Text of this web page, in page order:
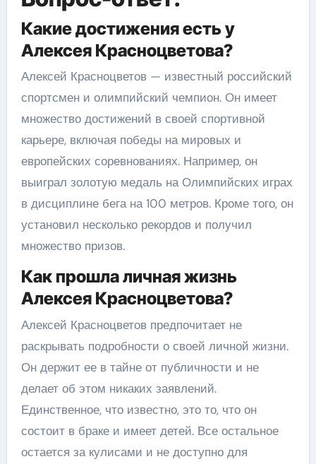
Какие достижения есть у
Алексея Красноцветова?
Алексей Красноцветов — известный российский
спортсмен и олимпийский чемпион. Он имеет
множество достижений в своей спортивной
карьере, включая победы на мировых и
европейских соревнованиях. Например, он
выиграл золотую медаль на Олимпийских играх
в дисциплине бега на 100 метров. Кроме того, он
установил несколько рекордов и получил
множество призов.
Как прошла личная жизнь
Алексея Красноцветова?
Алексей Красноцветов предпочитает не
раскрывать подробности о своей личной жизни.
Он держит ее в тайне от публичности и не
делает об этом никаких заявлений.
Единственное, что известно, это то, что он
состоит в браке и имеет детей. Все остальное
остается за кулисами и не доступно для